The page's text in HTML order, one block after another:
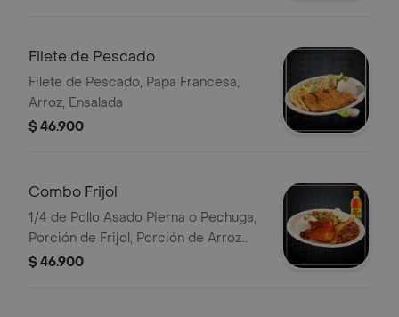
Filete de Pescado
Filete de Pescado, Papa Francesa,
Arroz, Ensalada
$ 46.900
Combo Frijol
1/4 de Pollo Asado Pierna o Pechuga,
Porción de Frijol, Porción de Arroz
Blanco, Ensalada, 2 Arepas Fritas,
$ 46.900